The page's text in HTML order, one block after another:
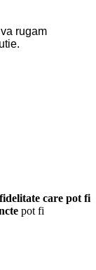
rugam
care pot fi
pot fi